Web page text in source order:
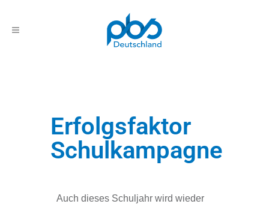
Erfolgsfaktor
Schulkampagne
Auch dieses Schuljahr wird wieder